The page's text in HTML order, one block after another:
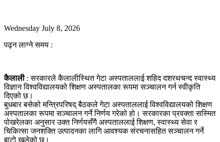
Wednesday July 8, 2026
पढ्न लाग्ने समय :
कैलाली: सरकारले कैलालीस्थित गेटा अस्पताललाई शहिद दशरथचन्द स्वास्थ्य
विज्ञान विश्वविद्यालयको शिक्षण अस्पतालका रूपमा सञ्चालन गर्न स्वीकृति
दिएको छ।
बुधबार बसेको मन्त्रिपरिषद् बैठकले गेटा अस्पताललाई विश्वविद्यालयको शिक्षण
अस्पतालका रूपमा सञ्चालन गर्ने निर्णय गरेको हो। सरकारका प्रवक्ता सस्मित
पोखरेलका अनुसार उक्त निर्णयसँगै अस्पताललाई शिक्षण, स्वास्थ्य सेवा र
चिकित्सा जनशक्ति उत्पादनका लागि आवश्यक संरचनासहित सञ्चालन गर्ने
बाटो खुलेको छ।